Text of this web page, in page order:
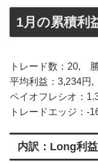
1月の累積利
トレード数：20,
平均利益：3,234円
ペイオフレシオ：
トレードエッジ：
内訳：Long利